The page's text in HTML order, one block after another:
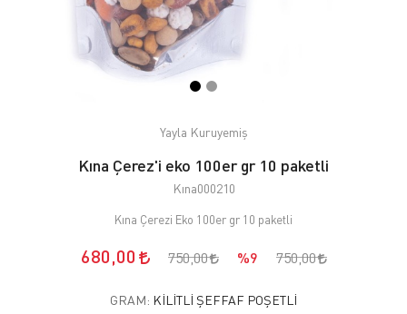
Yayla Kuruyemiş
Kına Çerez'i eko 100er gr 10 paketli
Kına000210
Kına Çerezi Eko 100er gr 10 paketli
680,00 750,00 %9 750,00
GRAM: KILITLI ŞEFFAF POŞETLI